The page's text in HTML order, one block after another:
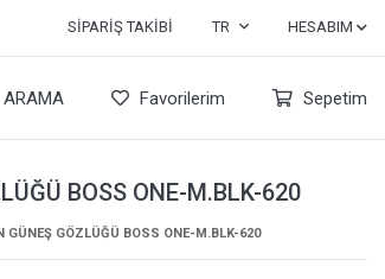
SIPARIŞ TAKIBI TR HESABIM
ARAMA Favorilerim Sepetim
BOSS ONE-M.BLK-620
GÜNEŞ GÖZLÜĞÜ BOSS ONE-M.BLK-620